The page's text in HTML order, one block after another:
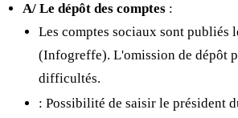
A/ Le dépôt des comptes :
Les comptes sociaux sont publiés
(Infogreffe). L'omission de dépôt
difficultés.
: Possibilité de saisir le président